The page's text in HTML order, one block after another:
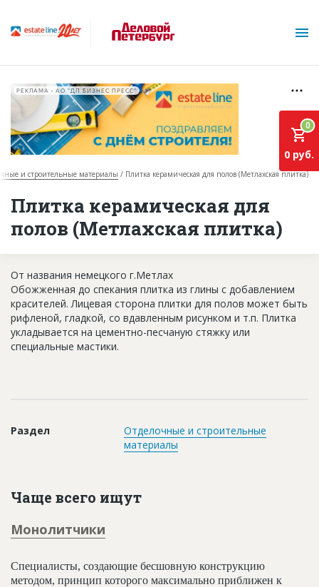
О проекте
Горячие объекты
База строящихся объектов
Инвестпроекты
Глоссарий
Новости
Контакты
РЕКЛАМА • АО "ДП БИЗНЕС ПРЕСС"
и строительные материалы Плитка керамическая для полов (Метлахская плитка)
Плитка керамическая для
полов (Метлахская плитка)
0
0 руб.
От названия немецкого г.Метлах
Обожженная до спекания плитка из глины с добавлением
красителей. Лицевая сторона плитки для полов может быть
рифленой, гладкой, со вдавленным рисунком и т.п. Плитка
укладывается на цементно-песчаную стяжку или
специальные мастики.
Раздел
Отделочные и строительные
материалы
Чаще всего ищут
Монолитчики
Специалисты, создающие бесшовную конструкцию
методом, принцип которого максимально приближен к